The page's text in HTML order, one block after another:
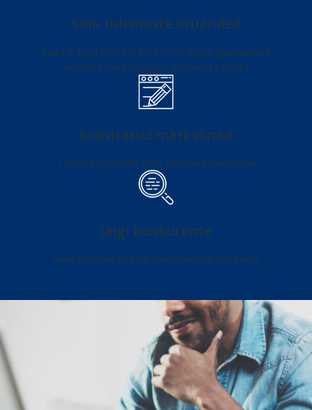
Sinu tulemuste aruanded
Saad e-kirja teel või PDF-vormingus igapäevase
aruande oma Google’i tulemuste kohta
Soovitatud märksõnad
Tööriist soovitab sulle parimaid märksõnu
Jälgi konkurente
Saad hõlpsalt jälgida konkurentide tegevust